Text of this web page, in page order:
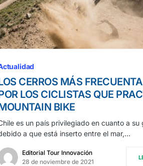
CERROS MÁS
LOS CICLISTAS QUE
BIKE
es un país privilegiado en cuanto a su
a que está inserto entre el mar,…
Editorial Tour Innovación
28 de noviembre de 2021